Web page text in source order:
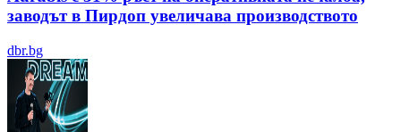
заводът в Пирдоп увеличава производството
dbr.bg